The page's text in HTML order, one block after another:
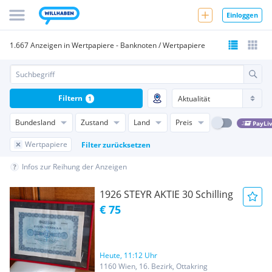
Einloggen
1.667 Anzeigen in Wertpapiere - Banknoten / Wertpapiere
Bundesland Zustand Land Preis
Wertpapiere Filter zurücksetzen
Filtern 1
Infos zur Reihung der Anzeigen
1926 STEYR AKTIE 30 Schilling
€ 75
Heute, 11:12 Uhr
1160 Wien, 16. Bezirk, Ottakring